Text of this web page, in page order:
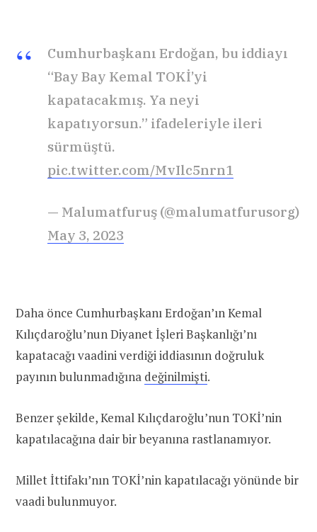
Cumhurbaşkanı Erdoğan, bu iddiayı
“Bay Bay Kemal TOKİ’yi
kapatacakmış. Ya neyi
kapatıyorsun.” ifadeleriyle ileri
sürmüştü.
pic.twitter.com/MvIlc5nrn1
— Malumatfuruş (@malumatfurusorg)
May 3, 2023
Daha önce Cumhurbaşkanı Erdoğan’ın Kemal
Kılıçdaroğlu’nun Diyanet İşleri Başkanlığı’nı
kapatacağı vaadini verdiği iddiasının doğruluk
payının bulunmadığına değinilmişti.
Benzer şekilde, Kemal Kılıçdaroğlu’nun TOKİ’nin
kapatılacağına dair bir beyanına rastlanamıyor.
Millet İttifakı’nın TOKİ’nin kapatılacağı yönünde bir
vaadi bulunmuyor.